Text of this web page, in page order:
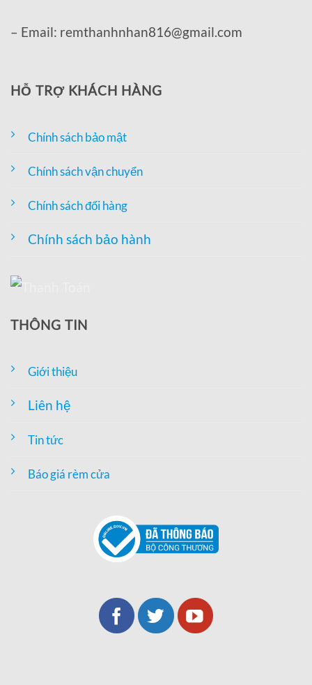
– Email: remthanhnhan816@gmail.com
HỖ TRỢ KHÁCH HÀNG
Chính sách bảo mật
Chính sách vận chuyển
Chính sách đổi hàng
Chính sách bảo hành
THÔNG TIN
Giới thiệu
Liên hệ
Tin tức
Báo giá rèm cửa